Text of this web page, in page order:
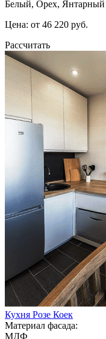
Белый, Орех, Янтарный
Цена: от 46 220 руб.
Рассчитать
Кухня Розе Коек
Материал фасада:
МДФ